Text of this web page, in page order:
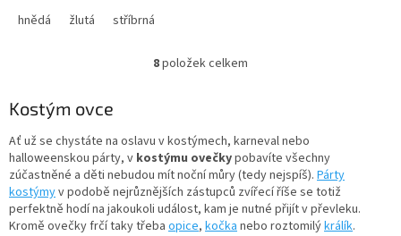
hnědá
žlutá stříbrná
O
d
a
c
í
p
r
8položek celkem
Kostým ovce
Ať už se chystáte na oslavu v kostýmech, karneval nebo
halloweenskou párty, v kostýmu ovečkypobavíte všechny
zúčastněné a děti nebudou mít noční můry (tedy nejspíš). Párty
kostýmyv podobě nejrůznějších zástupců zvířecí říše se totiž
perfektně hodí na jakoukoli událost, kam je nutné přijít v převleku.
Kromě ovečky frčí taky třeba opice, kočka nebo roztomilýkrálík.